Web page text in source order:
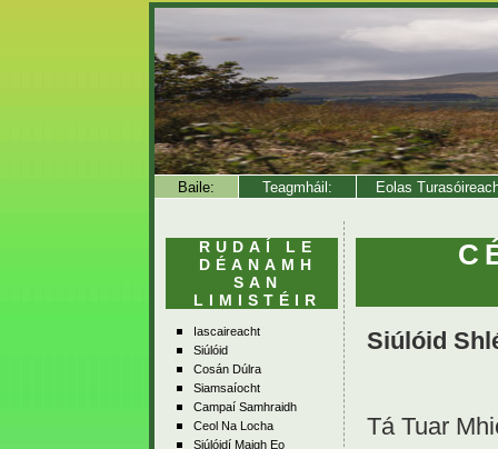
Baile: Teagmháil: Eolas
RUDAÍ LE
DÉANAMH
SAN
LIMISTÉIR
Iascaireacht
Siúlóid
Cosán Dúlra
Siamsaíocht
Campaí Samhraidh
Ceol Na Locha
Siúlóidí Maigh Eo
Siúlóid
Tá Tuar